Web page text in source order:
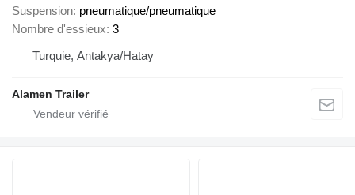
Suspension pneumatique/pneumatique
Nombre d'essieux 3
Turquie, Antakya/Hatay
Alamen Trailer